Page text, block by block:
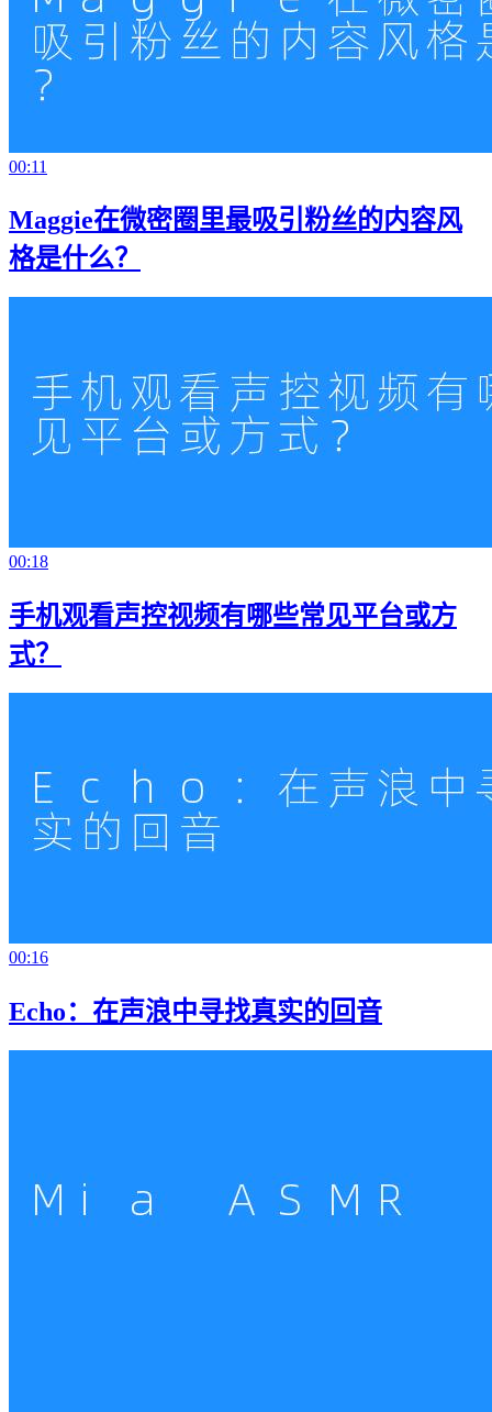
00:11
Maggie在微密圈里最吸引粉丝的内容风
格是什么？
00:18
手机观看声控视频有哪些常见平台或方
式？
00:16
Echo：在声浪中寻找真实的回音